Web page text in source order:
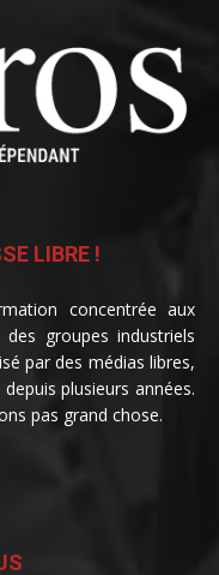
LIBRE !
concentrée aux
groupes industriels
par des médias libres,
plusieurs années.
pas grand chose.